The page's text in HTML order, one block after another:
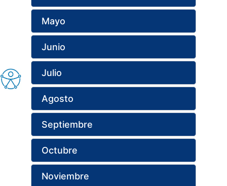
Mayo
Junio
Julio
Agosto
Septiembre
Octubre
Noviembre